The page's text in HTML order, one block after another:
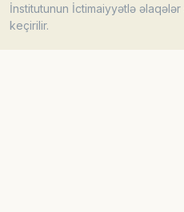
İnstitutunun İctimaiyyətlə
keçirilir.